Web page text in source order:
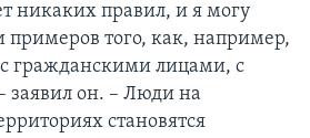
никаких правил, и я могу
примеров того, как, например,
с гражданскими лицами, с
он. – Люди на
становятся